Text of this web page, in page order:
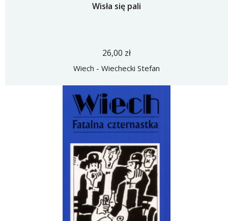
Wisła się pali
26,00 zł
Wiech - Wiechecki Stefan